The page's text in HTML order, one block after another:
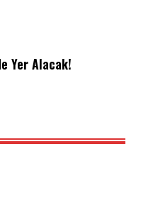
Yer Alacak!